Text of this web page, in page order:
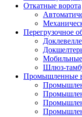
Откатные ворота
Перегрузочное
Шлюз-
Промышленные